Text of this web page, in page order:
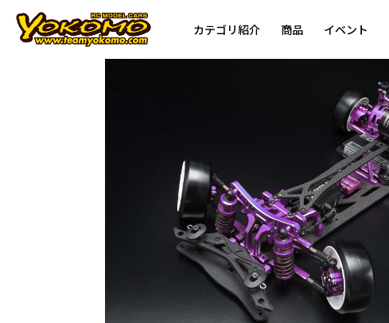
カテゴリ紹介 商品 イベント